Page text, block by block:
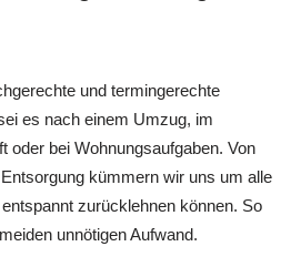
und termingerechte
es nach einem Umzug, im
oder bei Wohnungsaufgaben. Von
kümmern wir uns um alle
zurücklehnen können. So
unnötigen Aufwand.